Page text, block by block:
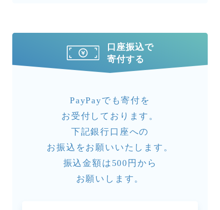
口座振込で
寄付する
PayPayでも寄付を
お受付しております。
下記銀行口座への
お振込をお願いいたします。
振込金額は500円から
お願いします。